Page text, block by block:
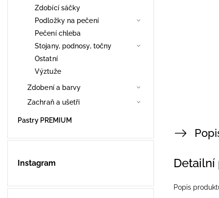
Zdobící sáčky
Podložky na pečení
Pečení chleba
Stojany, podnosy, točny
Ostatní
Výztuže
Zdobení a barvy
Zachraň a ušetři
Pastry PREMIUM
Instagram
Popis